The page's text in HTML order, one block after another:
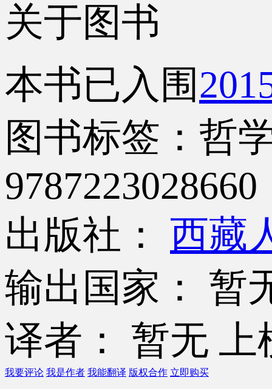
关于图书
本书已入围
图书标签：哲
9787223028660
出版社： 西藏
输出国家： 暂
译者： 暂无 上
我要评论 我是作者 我能翻译 版权合作 立即购买